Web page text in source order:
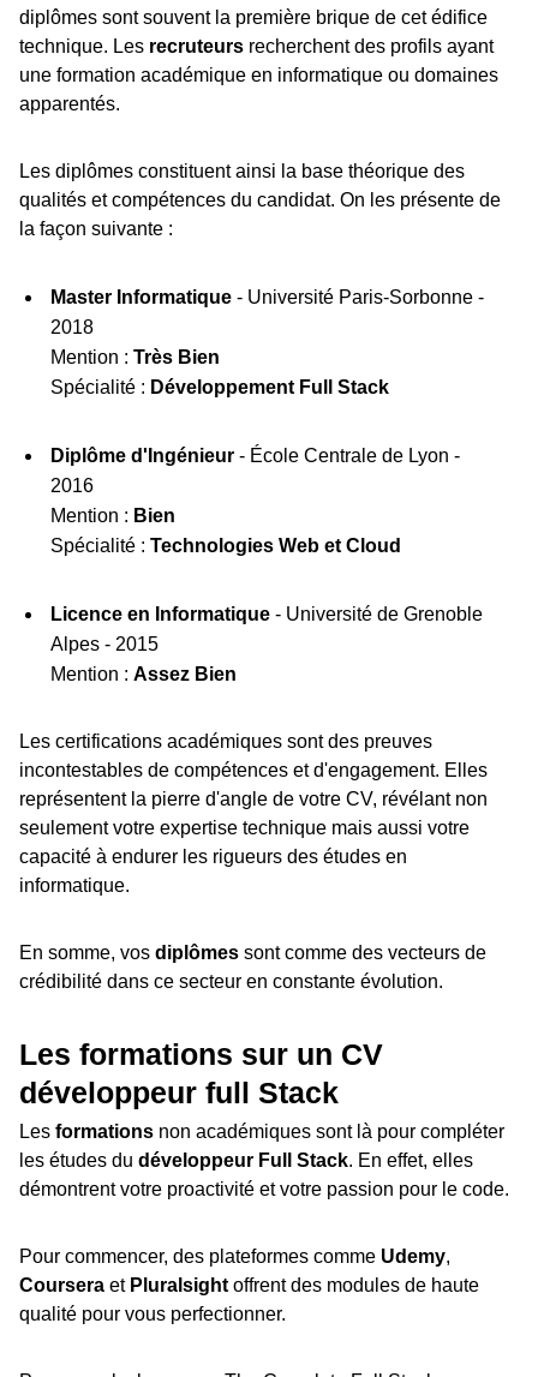
diplômes sont souvent la première brique de cet édifice
technique. Les recruteurs recherchent des profils ayant
une formation académique en informatique ou domaines
apparentés.
Les diplômes constituent ainsi la base théorique des
qualités et compétences du candidat. On les présente de
la façon suivante :
Master Informatique- Université Paris-Sorbonne -
2018
Mention : Très Bien
Spécialité : Développement Full Stack
Diplôme d'Ingénieur- École Centrale de Lyon -
2016
Mention : Bien
Spécialité : Technologies Web et Cloud
Licence en Informatique- Université de Grenoble
Alpes - 2015
Mention : Assez Bien
Les certifications académiques sont des preuves
incontestables de compétences et d'engagement. Elles
représentent la pierre d'angle de votre CV, révélant non
seulement votre expertise technique mais aussi votre
capacité à endurer les rigueurs des études en
informatique.
En somme, vos diplômes sont comme des vecteurs de
crédibilité dans ce secteur en constante évolution.
Les formations sur un CV
développeur full Stack
Les formations non académiques sont là pour compléter
les études du développeur Full Stack. En effet, elles
démontrent votre proactivité et votre passion pour le code.
Pour commencer, des plateformes comme Udemy,
Coursera et Pluralsight offrent des modules de haute
qualité pour vous perfectionner.